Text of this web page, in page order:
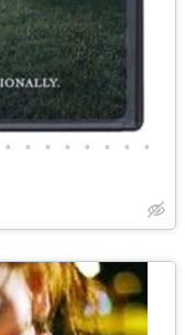
• • • • • • • •